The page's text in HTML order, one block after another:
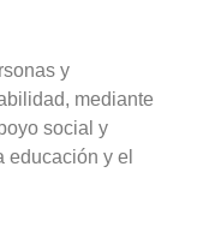
y
mediante
social y
educación y el